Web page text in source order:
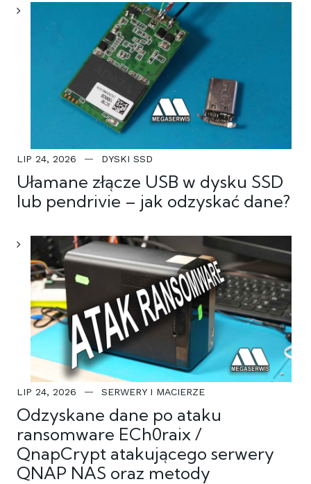
LIP 24, 2026 DYSKI SSD
Ułamane złącze USB w dysku SSD
lub pendrivie – jak odzyskać dane?
LIP 24, 2026 SERWERY I MACIERZE
Odzyskane dane po ataku
ransomware ECh0raix /
QnapCrypt atakującego serwery
QNAP NAS oraz metody